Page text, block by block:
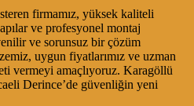
firmamız, yüksek kaliteli
ve profesyonel montaj
ve sorunsuz bir çözüm
uygun fiyatlarımız ve uzman
vermeyi amaçlıyoruz. Karagöllü
Derince’de güvenliğin yeni